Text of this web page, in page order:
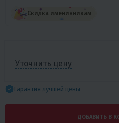
Скидка именинникам
Гарантия лучшей цены
Уточнить цену
ДОБАВИТЬ В